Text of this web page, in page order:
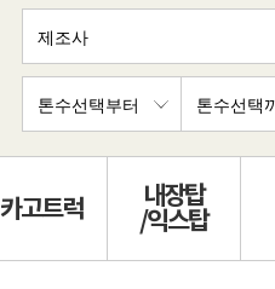
카고트럭
내장탑
/익스탑